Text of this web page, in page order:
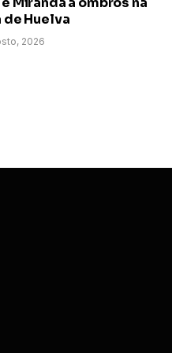
Huelva
2026